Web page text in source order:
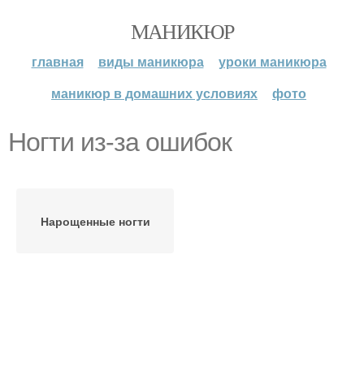
МАНИКЮР
главная виды маникюра
уроки маникюра
маникюр в домашних условиях
фото
Ногти из-за ошибок
Нарощенные ногти